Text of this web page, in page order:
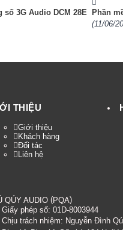
số 3G Audio DCM 28E
Phần
(11/06/
THIỆU
Giới thiệu
Khách hàng
Đối tác
Liên hệ
QÚY AUDIO (PQA)
Giấy phép số: 01D-8003944
Chịu trách nhiệm: Nguyễn Đình